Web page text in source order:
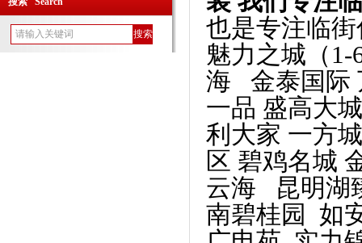
也是专注临
魅力之城（
海 金泰国际
一品 盛高大
利大家 一方城
区 碧鸡名城
云海 昆明湖
南碧桂园 如